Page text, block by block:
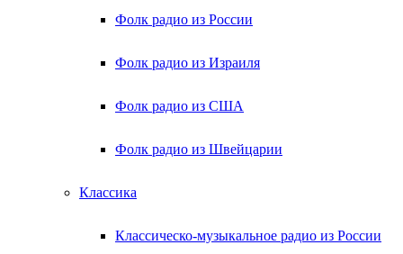
Фолк радио из России
Фолк радио из Израиля
Фолк радио из США
Фолк радио из Швейцарии
Классика
Классическо-музыкальное радио из России